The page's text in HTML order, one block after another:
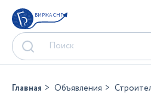
БИРЖА СНГ
Главная Объявления